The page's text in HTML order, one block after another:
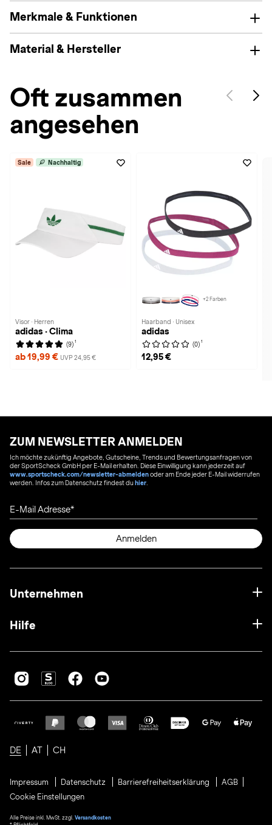
Merkmale & Funktionen
Material & Hersteller
Oft zusammen
angesehen
Sale Nachhaltig
Visor · Herren
adidas · Clima
(9) 1
ab 19,99 € UVP 24,95 €
+2 Farben
Haarband · Unisex
adidas
(0) 1
12,95 €
ZUM NEWSLETTER ANMELDEN
Ich möchte zukünftig Angebote, Gutscheine, Trends und Bewertungsanfragen von
der SportScheck GmbH per E-Mail erhalten. Diese Einwilligung kann jederzeit auf
www.sportscheck.com/newsletter-abmeldenoder am Ende jeder E-Mail widerrufen
werden. Infos zum Datenschutz findest duhier
E-Mail Adresse
Anmelden
Unternehmen
Hilfe
DE AT CH
Impressum Datenschutz Barrierefreiheitserklärung
AGB
Cookie Einstellungen
Alle Preise inkl. MwSt. zzgl. Versandkosten